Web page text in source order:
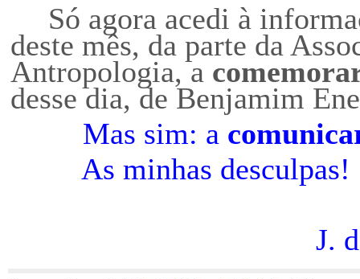
Só agora acedi à
deste mês, da parte da
Antropologia, a
desse dia,de Benjamim
Mas sim: a
As minhas desculpas!
J.